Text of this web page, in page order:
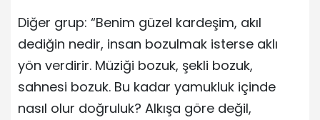
Diğer grup: “Benim güzel kardeşim, akıl
dediğin nedir, insan bozulmak isterse aklı
yön verdirir. Müziği bozuk, şekli bozuk,
sahnesi bozuk. Bu kadar yamukluk içinde
nasıl olur doğruluk? Alkışa göre değil,